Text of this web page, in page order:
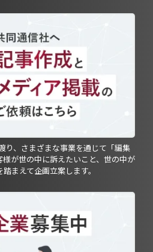
り、さまざまな事業を通じて「編集
が世の中に訴えたいこと、世の中が
まえて企画立案します。